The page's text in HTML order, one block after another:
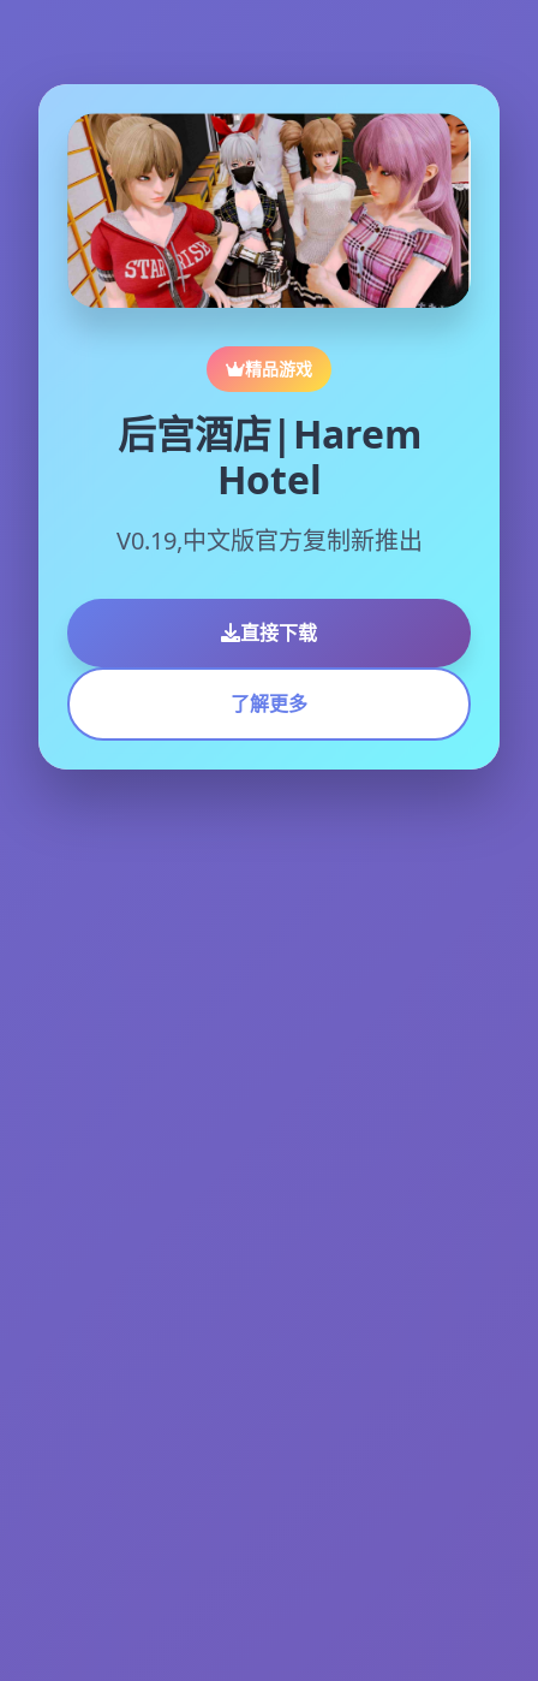
精品游戏
后宫酒店|Harem
Hotel
V0.19,中文版官方复制新推出
直接下载
了解更多